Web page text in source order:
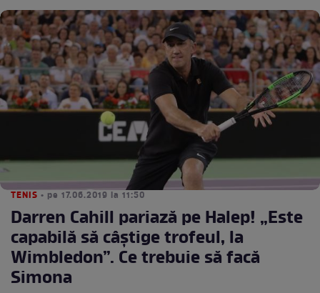
TENIS • pe 17.06.2019 la 11:50
Darren Cahill pariază pe Halep! „Este
capabilă să câştige trofeul, la
Wimbledon”. Ce trebuie să facă
Simona